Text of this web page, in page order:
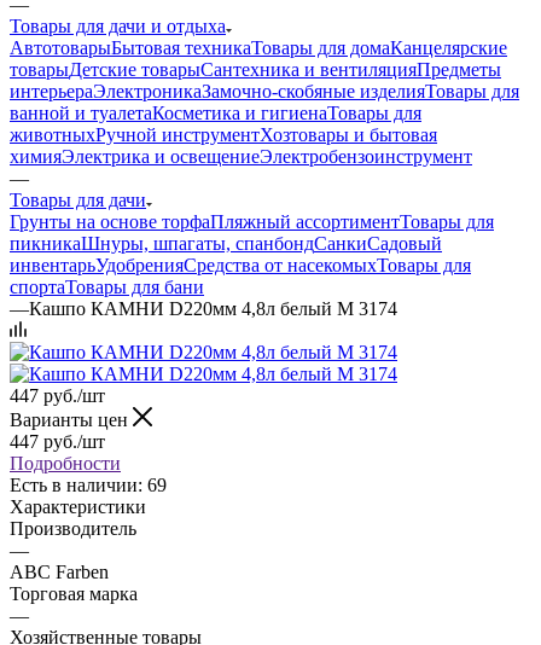
Товары для дачи и отдыха
АвтотоварыБытовая техникаТовары для домаКанцелярские
товарыДетские товарыСантехника и вентиляцияПредметы
интерьераЭлектроникаЗамочно-скобяные изделияТовары для
ванной и туалетаКосметика и гигиенаТовары для
животныхРучной инструментХозтовары и бытовая
химияЭлектрика и освещениеЭлектробензоинструмент
—
Товары для дачи
Грунты на основе торфаПляжный ассортиментТовары для
пикникаШнуры, шпагаты, спанбондСанкиСадовый
инвентарьУдобренияСредства от насекомыхТовары для
спортаТовары для бани
—Кашпо КАМНИ D220мм 4,8л белый М 3174
447 руб./шт
Варианты цен
447 руб./шт
Подробности
Есть в наличии: 69
Характеристики
Производитель
—
ABC Farben
Торговая марка
—
Хозяйственные товары